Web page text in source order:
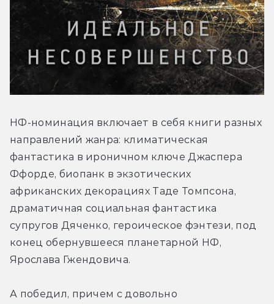
НФ-номинация включает в себя книги разных
направлений жанра: климатическая
фантастика в ироничном ключе Джаспера
Ффорде, биопанк в экзотических
африканских декорациях Таде Томпсона,
драматичная социальная фантастика
супругов Дяченко, героическое фэнтези, под
конец обернувшееся планетарной НФ,
Ярослава Гжендовича.
А победил, причем с довольно